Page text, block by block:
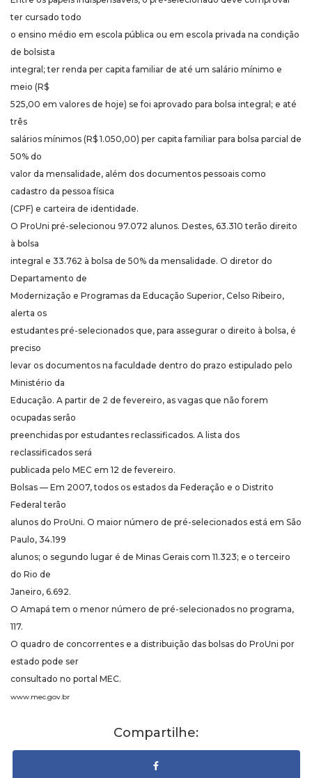
ter cursado todo
o ensino médio em escola pública ou em escola privada na condição
de bolsista
integral; ter renda per capita familiar de até um salário mínimo e
meio (R$
525,00 em valores de hoje) se foi aprovado para bolsa integral; e até
três
salários mínimos (R$ 1.050,00) per capita familiar para bolsa parcial de
50% do
valor da mensalidade, além dos documentos pessoais como
cadastro da pessoa física
(CPF) e carteira de identidade.
O ProUni pré-selecionou 97.072 alunos. Destes, 63.310 terão direito
à bolsa
integral e 33.762 à bolsa de 50% da mensalidade. O diretor do
Departamento de
Modernização e Programas da Educação Superior, Celso Ribeiro,
alerta os
estudantes pré-selecionados que, para assegurar o direito à bolsa, é
preciso
levar os documentos na faculdade dentro do prazo estipulado pelo
Ministério da
Educação. A partir de 2 de fevereiro, as vagas que não forem
ocupadas serão
preenchidas por estudantes reclassificados. A lista dos
reclassificados será
publicada pelo MEC em 12 de fevereiro.
Bolsas — Em 2007, todos os estados da Federação e o Distrito
Federal terão
alunos do ProUni. O maior número de pré-selecionados está em São
Paulo, 34.199
alunos; o segundo lugar é de Minas Gerais com 11.323; e o terceiro
do Rio de
Janeiro, 6.692.
O Amapá tem o menor número de pré-selecionados no programa,
117.
O quadro de concorrentes e a distribuição das bolsas do ProUni por
estado pode ser
consultado no portal MEC.
www.mec.gov.br
Compartilhe: